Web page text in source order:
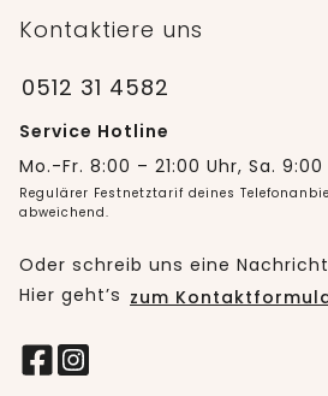
Kontaktiere uns
0512 31 4582
Service Hotline
Mo.-Fr. 8:00 – 21:00 Uhr, Sa. 9:00
Regulärer Festnetztarif deines
abweichend.
Oder schreib uns eine
Hier geht’s zum